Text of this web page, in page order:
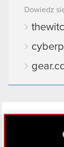
Dowiedz